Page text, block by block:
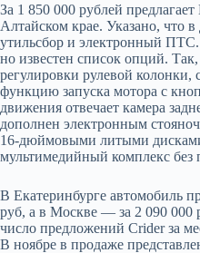
За 1 850 000 рублей
Алтайском крае. Указано, что
утильсбор и электронный
но известен список опций.
регулировки рулевой колонки,
функцию запуска мотора с
движения отвечает камера
дополнен электронным
16-дюймовыми литыми
мультимедийный комплекс без
В Екатеринбурге автомобиль
руб, а в Москве — за 2 090 000
число предложений Crider за
В ноябре в продаже